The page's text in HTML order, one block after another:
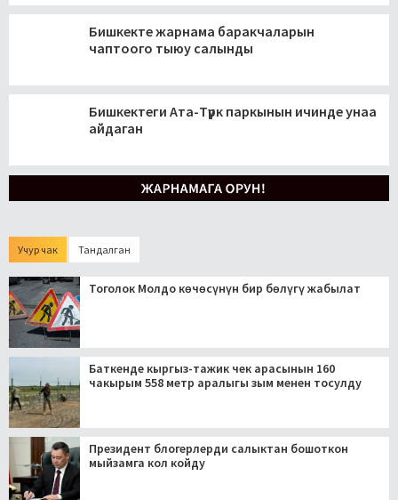
Бишкекте жарнама баракчаларын
чаптоого тыюу салынды
Бишкектеги Ата-Түрк паркынын ичинде унаа
айдаган
Учур чак Тандалган
Тоголок Молдо көчөсүнүн бир бөлүгү жабылат
Баткенде кыргыз-тажик чек арасынын 160
чакырым 558 метр аралыгы зым менен тосулду
Президент блогерлерди салыктан бошоткон
мыйзамга кол койду